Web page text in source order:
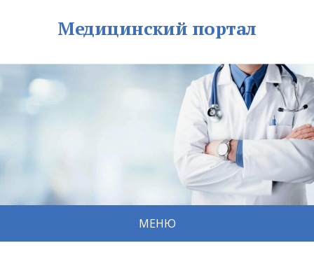
Медицинский портал
МЕНЮ